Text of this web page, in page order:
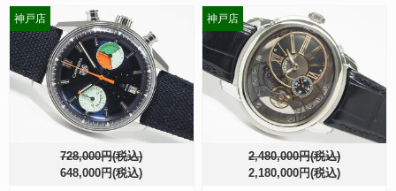
728,000円(税込)
648,000円(税込)
神戸店
2,480,000円(税込)
2,180,000円(税込)
神戸店